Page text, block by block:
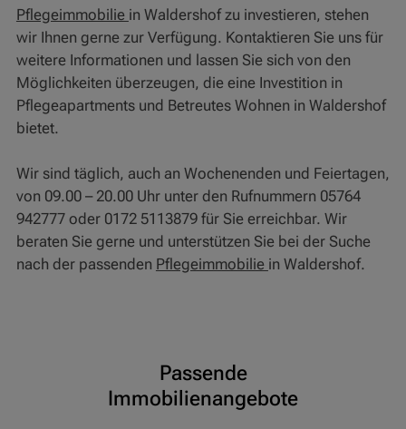
Pflegeimmobilie in Waldershof zu investieren, stehen
wir Ihnen gerne zur Verfügung. Kontaktieren Sie uns für
weitere Informationen und lassen Sie sich von den
Möglichkeiten überzeugen, die eine Investition in
Pflegeapartments und Betreutes Wohnen in Waldershof
bietet.
Wir sind täglich, auch an Wochenenden und Feiertagen,
von 09.00 – 20.00 Uhr unter den Rufnummern 05764
942777 oder 0172 5113879 für Sie erreichbar. Wir
beraten Sie gerne und unterstützen Sie bei der Suche
nach der passenden Pflegeimmobilie in Waldershof.
Passende
Immobilienangebote